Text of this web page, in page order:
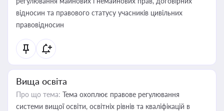
відносин та правового статусу учасників цивільних
правовідносин
Вища освіта
Про що тема: Тема охоплює правове регулювання
системи вищої освіти, освітніх рівнів та кваліфікацій в